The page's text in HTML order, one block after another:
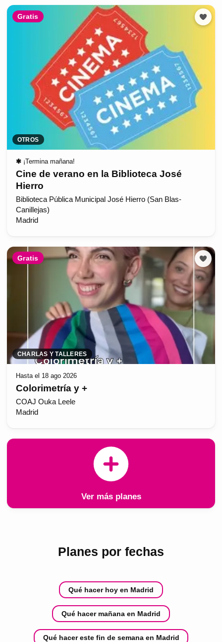
Gratis
OTROS
✱ ¡Termina mañana!
Cine de verano en la Biblioteca José
Hierro
Biblioteca Pública Municipal José Hierro (San Blas-
Canillejas)
Madrid
Gratis
CHARLAS Y TALLERES
Hasta el 18 ago 2026
Colorimetría y +
COAJ Ouka Leele
Madrid
Ver más planes
Planes por fechas
Qué hacer hoy en Madrid
Qué hacer mañana en Madrid
Qué hacer este fin de semana en Madrid